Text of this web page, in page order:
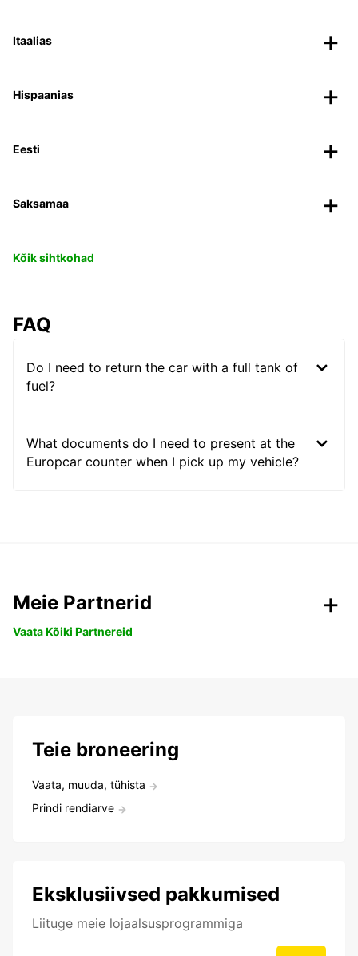
Itaalias
Hispaanias
Eesti
Saksamaa
Kõik sihtkohad
FAQ
Do I need to return the car with a full tank of
fuel?
What documents do I need to present at the
Europcar counter when I pick up my vehicle?
Meie Partnerid
Vaata Kõiki Partnereid
Teie broneering
Vaata, muuda, tühista
Prindi rendiarve
Eksklusiivsed pakkumised
Liituge meie lojaalsusprogrammiga